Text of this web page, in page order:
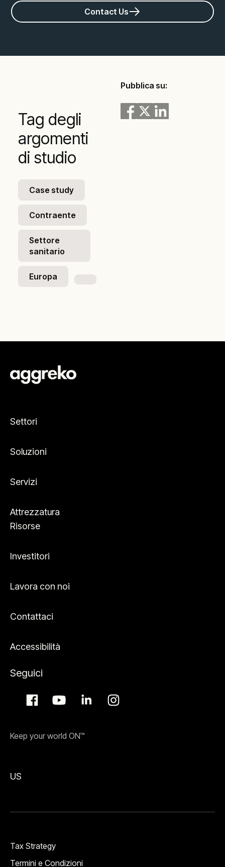
Contact Us
Tag degli
argomenti
di studio
Case study
Contraente
Settore
sanitario
Europa
Pubblica su:
Settori
Soluzioni
Servizi
Attrezzatura
Risorse
Investitori
Lavora con noi
Contattaci
Accessibilità
Seguici
Keep your world ON™
US
Tax Strategy
Termini e Condizioni